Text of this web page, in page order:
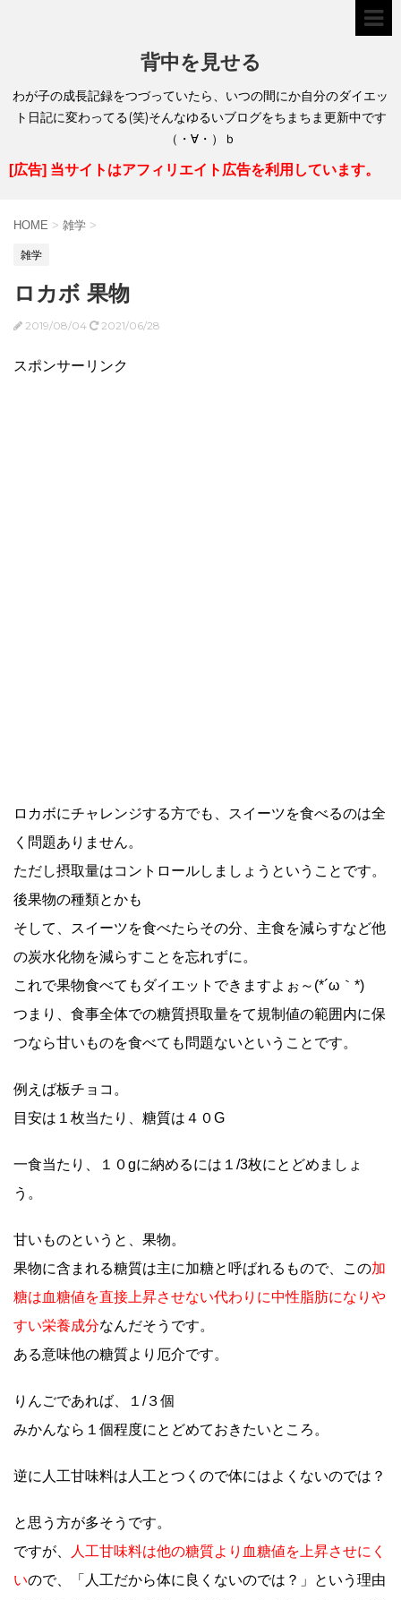
背中を見せる
わが子の成長記録をつづっていたら、いつの間にか自分のダイエッ
ト日記に変わってる(笑)そんなゆるいブログをちまちま更新中です
（・∀・）ｂ
[広告] 当サイトはアフィリエイト広告を利用しています。
HOME > 雑学 >
雑学
ロカボ 果物
2019/08/04 2021/06/28
スポンサーリンク
ロカボにチャレンジする方でも、スイーツを食べるのは全
く問題ありません。
ただし摂取量はコントロールしましょうということです。
後果物の種類とかも
そして、スイーツを食べたらその分、主食を減らすなど他
の炭水化物を減らすことを忘れずに。
これで果物食べてもダイエットできますよぉ～(*´ω｀*)
つまり、食事全体での糖質摂取量をて規制値の範囲内に保
つなら甘いものを食べても問題ないということです。
例えば板チョコ。
目安は１枚当たり、糖質は４０G
一食当たり、１０gに納めるには１/3枚にとどめましょ
う。
甘いものというと、果物。
果物に含まれる糖質は主に加糖と呼ばれるもので、この加
糖は血糖値を直接上昇させない代わりに中性脂肪になりや
すい栄養成分なんだそうです。
ある意味他の糖質より厄介です。
りんごであれば、１/３個
みかんなら１個程度にとどめておきたいところ。
逆に人工甘味料は人工とつくので体にはよくないのでは？
と思う方が多そうです。
ですが、
人工甘味料は他の糖質より血糖値を上昇させにく
いので、「人工だから体に良くないのでは？」という理由